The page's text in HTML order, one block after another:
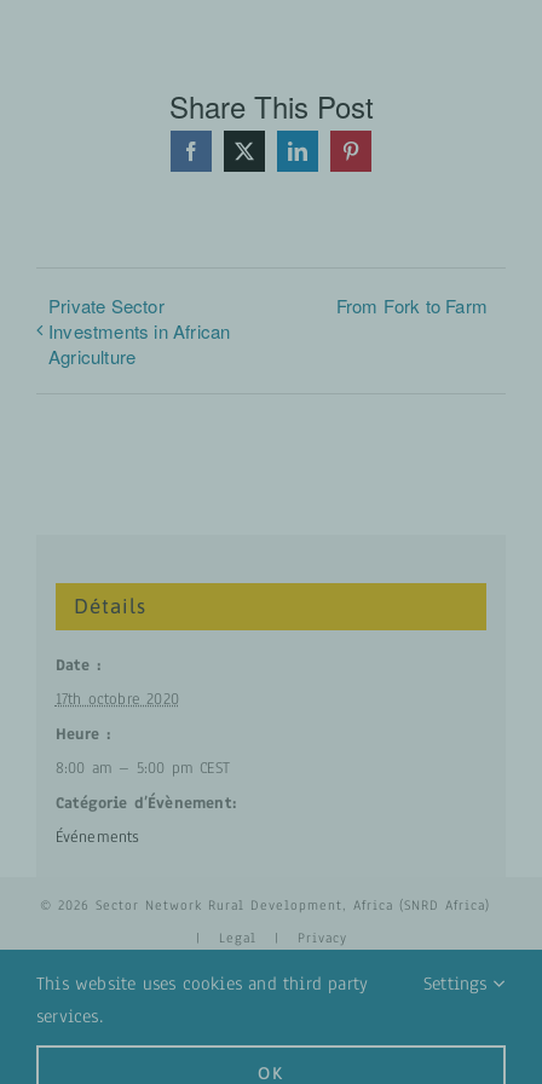
Share This Post
Facebook
X LinkedInPinterest
Private Sector
Investments in African
Agriculture
From Fork to Farm
Détails
Date :
17th octobre 2020
Heure :
8:00 am – 5:00 pm CEST
Catégorie d’Évènement:
Événements
© 2026 Sector Network Rural Development, Africa (SNRD Africa)
| Legal | Privacy
This website uses cookies and third party
services.
Settings
OK